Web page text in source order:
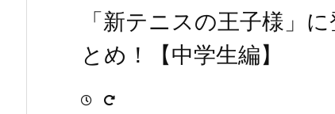
「新テニスの王子様」
とめ！【中学生編】